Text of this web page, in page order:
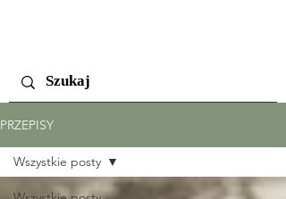
PRZEPISY
Wszystkie posty